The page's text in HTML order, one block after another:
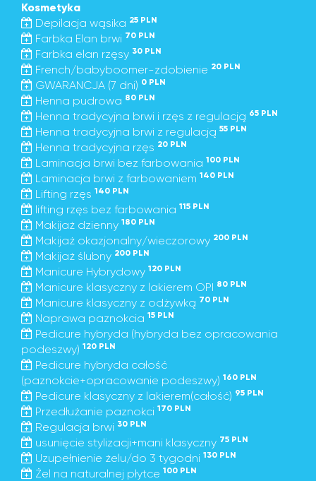
Kosmetyka
Depilacja wąsika 25 PLN
Farbka Elan brwi 70 PLN
Farbka elan rzęsy 30 PLN
French/babyboomer-zdobienie 20 PLN
GWARANCJA (7 dni) 0 PLN
Henna pudrowa 80 PLN
Henna tradycyjna brwi i rzęs z regulacją 65 PLN
Henna tradycyjna brwi z regulacją 55 PLN
Henna tradycyjna rzęs 20 PLN
Laminacja brwi bez farbowania 100 PLN
Laminacja brwi z farbowaniem 140 PLN
Lifting rzęs 140 PLN
lifting rzęs bez farbowania 115 PLN
Makijaż dzienny 180 PLN
Makijaż okazjonalny/wieczorowy 200 PLN
Makijaż ślubny 200 PLN
Manicure Hybrydowy 120 PLN
Manicure klasyczny z lakierem OPI 80 PLN
Manicure klasyczny z odżywką 70 PLN
Naprawa paznokcia 15 PLN
Pedicure hybryda (hybryda bez opracowania
podeszwy) 120 PLN
Pedicure hybryda całość
(paznokcie+opracowanie podeszwy) 160 PLN
Pedicure klasyczny z lakierem(całość) 95 PLN
Przedłużanie paznokci 170 PLN
Regulacja brwi 30 PLN
usunięcie stylizacji+mani klasyczny 75 PLN
Uzupełnienie żelu/do 3 tygodni 130 PLN
Żel na naturalnej płytce 100 PLN